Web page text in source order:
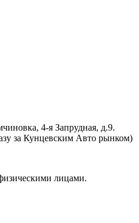
4-я Запрудная, д.9.
за Кунцевским Авто рынком)
лицами.